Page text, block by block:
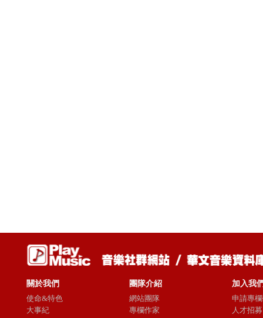
關於我們
使命&特色
大事紀
團隊介紹
網站團隊
專欄作家
加入我
申請專
人才招募